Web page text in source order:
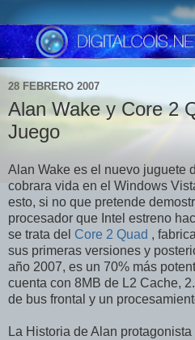
28 FEBRERO 2007
Alan Wake y Core 2
Juego
Alan Wake es el nuevo juguete
cobrara vida en el Windows
esto, si no que pretende
procesador que Intel estreno
se trata del Core 2 Quad ,
sus primeras versiones y
año 2007, es un 70% más
cuenta con 8MB de L2 Cache,
de bus frontal y un
La Historia de Alan